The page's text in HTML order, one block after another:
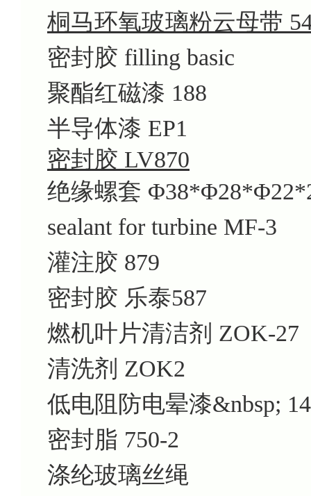
桐马环氧玻璃粉云母带
密封胶 filling basic
聚酯红磁漆 188
半导体漆 EP1
密封胶 LV870
绝缘螺套
sealant for turbine MF-3
灌注胶 879
密封胶 乐泰587
燃机叶片清洁剂 ZOK-27
清洗剂 ZOK2
低电阻防电晕漆&nbsp;
密封脂 750-2
涤纶玻璃丝绳